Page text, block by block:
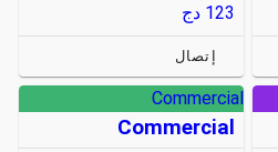
123 دج
إتصال
Commercial
Commercial